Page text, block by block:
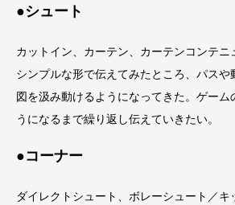
●シュート
カットイン、カーテン、カーテンコンテニ
シンプルな形で伝えてみたところ、パス
図を汲み動けるようになってきた。ゲーム
うになるまで繰り返し伝えていきたい。
●コーナー
ダイレクトシュート、ボレーシュート／